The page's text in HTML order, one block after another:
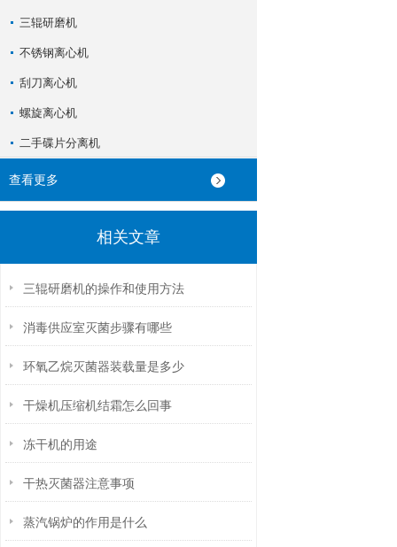
三辊研磨机
不锈钢离心机
刮刀离心机
螺旋离心机
二手碟片分离机
查看更多
相关文章
三辊研磨机的操作和使用方法
消毒供应室灭菌步骤有哪些
环氧乙烷灭菌器装载量是多少
干燥机压缩机结霜怎么回事
冻干机的用途
干热灭菌器注意事项
蒸汽锅炉的作用是什么